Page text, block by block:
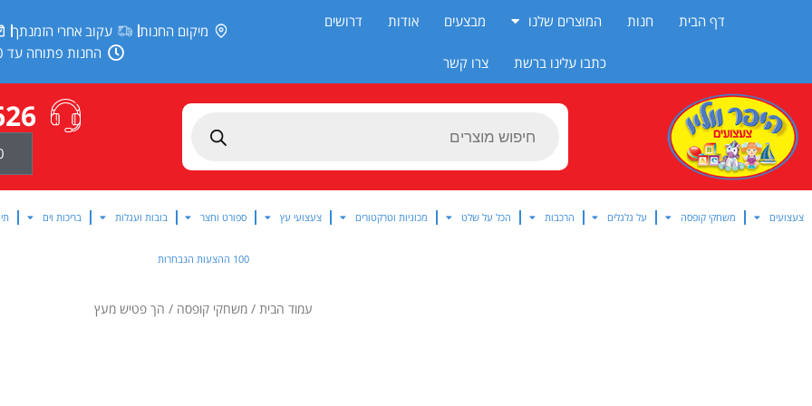
דף הבית חנות המוצרים שלנו מבצעים אודות דרושים
כתבו עלינו ברשת צרו קשר
מיקום החנות עקוב אחרי הזמנתך
החנות פתוחה עד 20:00
Products
צעצועים משחקי קופסה על גלגלים הרכבות הכל על שלט מכוניות וטרקטורים צעצועי עץ ספורט וחצר בובות ועגלות בריכות וים
100 ההצעות הנבחרות
עמוד הבית /משחקי קופסה / הך פטיש מעץ